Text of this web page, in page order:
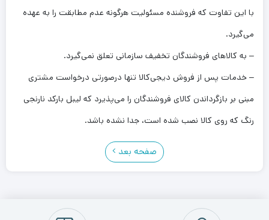
با این تفاوت که فروشنده مسئولیت هرگونه عدم مطابقت را به عهده
می‌گیرد.
– به کالاهای فروشندگان تخفیف سازمانی تعلق نمی‌گیرد.
– خدمات پس ‌از‌ فروش دیجی‌کالا تنها درصورتی درخواست مشتری
مبنی بر بازگرداندن کالای فروشندگان را می‌پذیرد که لیبل بارکد نارنجی
رنگ که روی کالا نصب شده است، جدا نشده باشد.
صفحه بعد